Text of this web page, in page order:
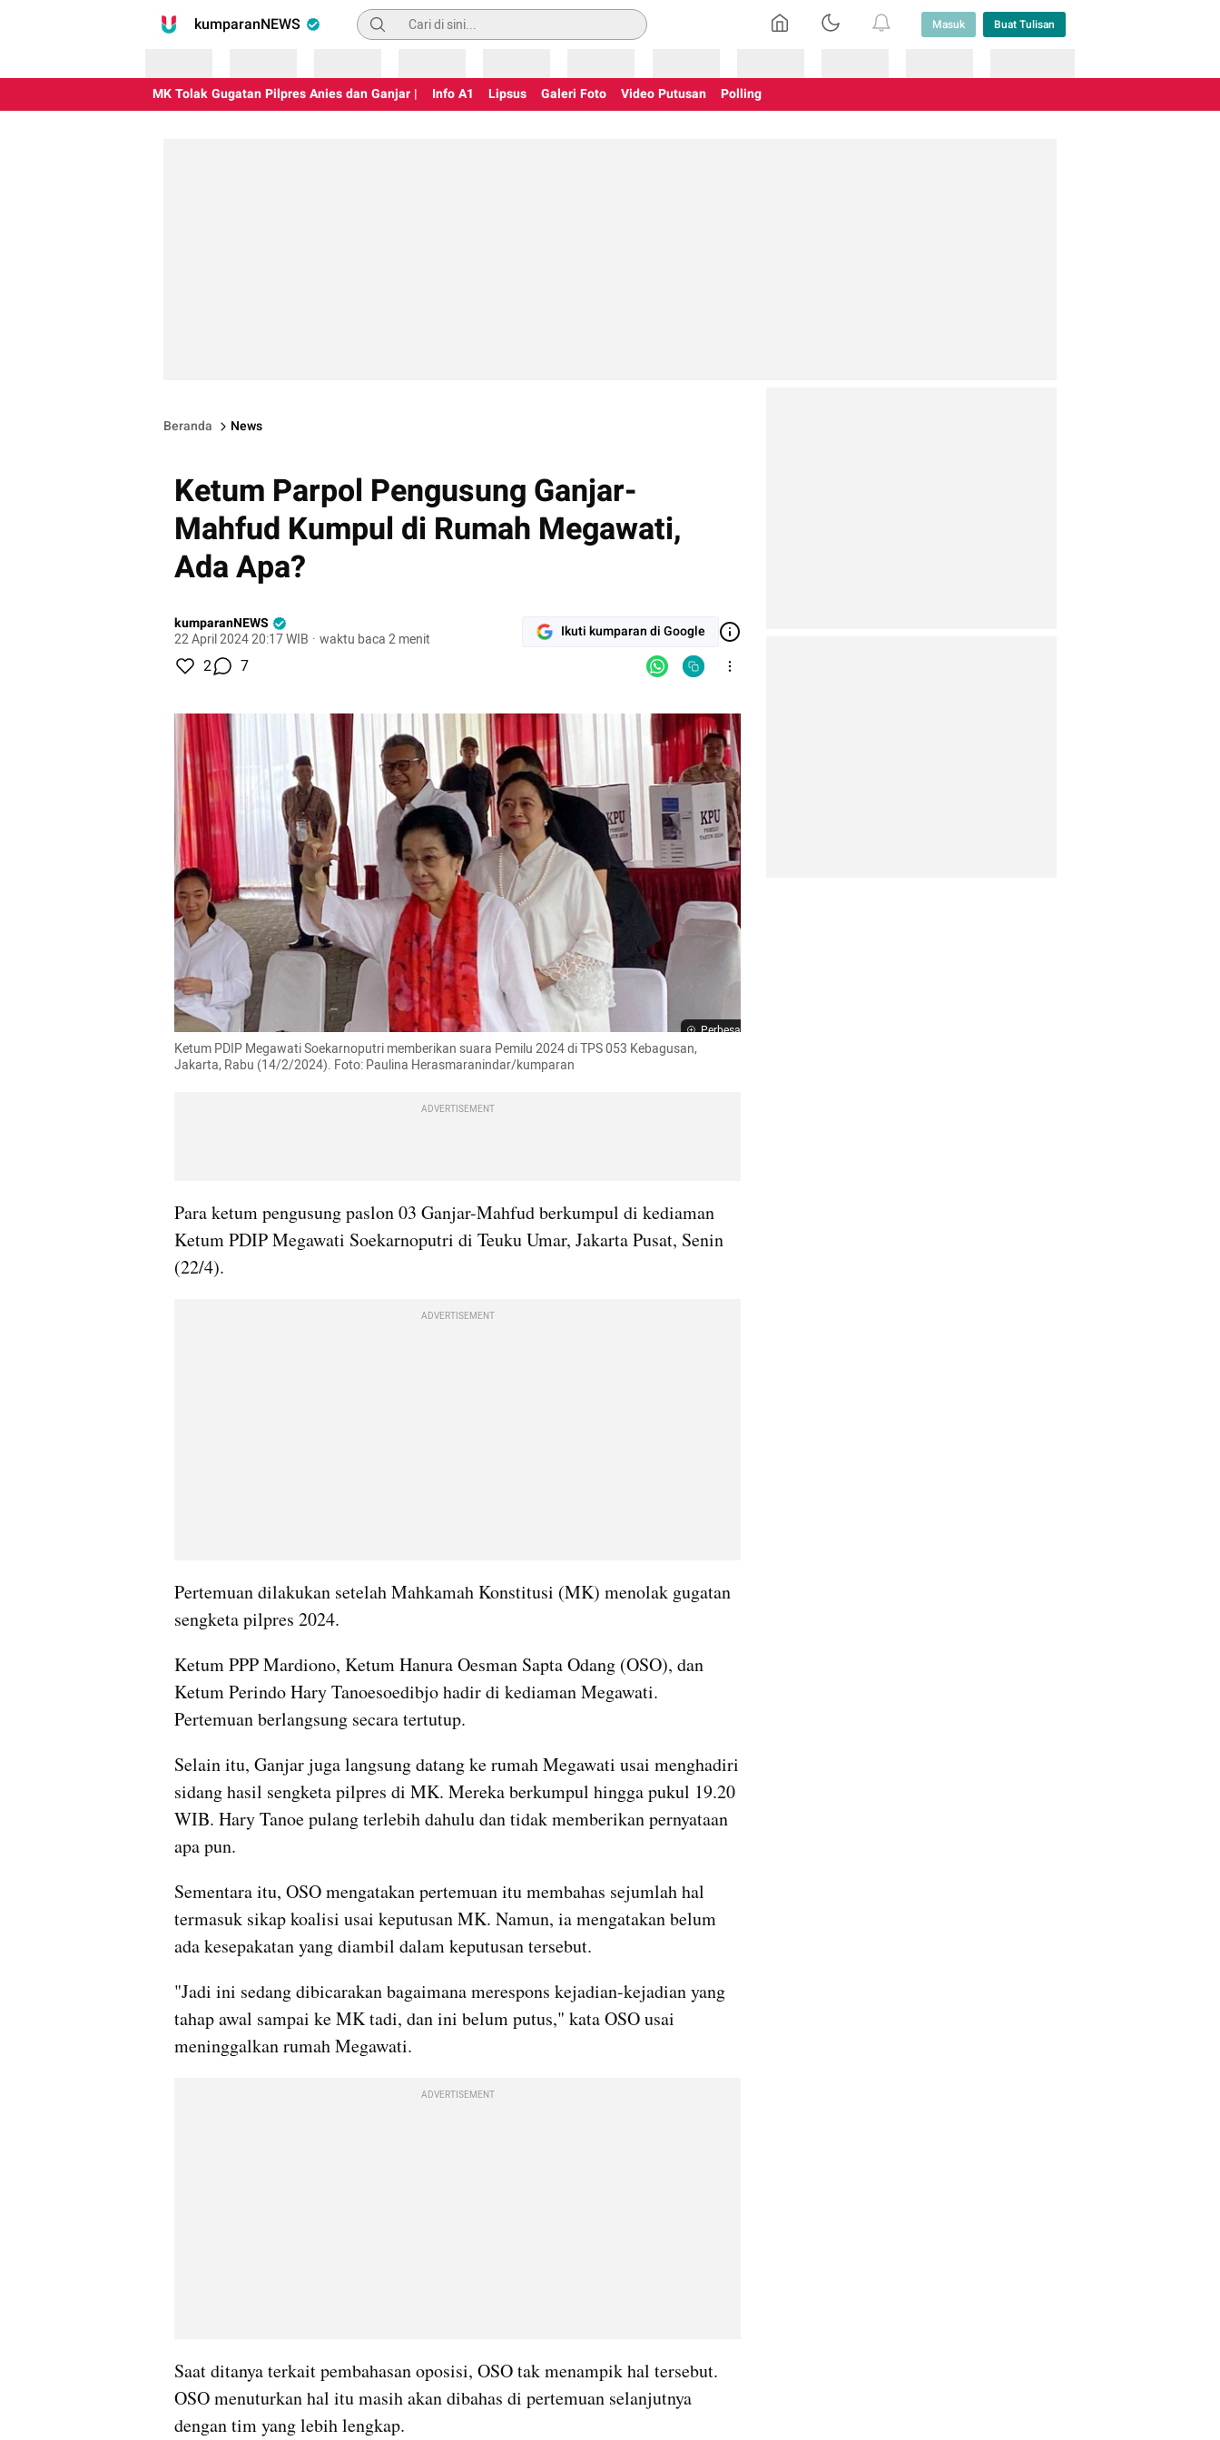
kumparanNEWS Pencarian Masuk Buat Tulisan
MK Tolak Gugatan Pilpres Anies dan Ganjar | Info A1 Lipsus Galeri Foto Video Putusan Polling
Beranda News
Ketum Parpol Pengusung Ganjar-
Mahfud Kumpul di Rumah Megawati,
Ada Apa?
kumparanNEWS
22 April 2024 20:17 WIB · waktu baca 2 menit Ikuti kumparan di Google
2 7
Perbesar
Ketum PDIP Megawati Soekarnoputri memberikan suara Pemilu 2024 di TPS 053 Kebagusan,
Jakarta, Rabu (14/2/2024). Foto: Paulina Herasmaranindar/kumparan
ADVERTISEMENT
Para ketum pengusung paslon 03 Ganjar-Mahfud berkumpul di kediaman
Ketum PDIP Megawati Soekarnoputri di Teuku Umar, Jakarta Pusat, Senin
(22/4).
ADVERTISEMENT
Pertemuan dilakukan setelah Mahkamah Konstitusi (MK) menolak gugatan
sengketa pilpres 2024.
Ketum PPP Mardiono, Ketum Hanura Oesman Sapta Odang (OSO), dan
Ketum Perindo Hary Tanoesoedibjo hadir di kediaman Megawati.
Pertemuan berlangsung secara tertutup.
Selain itu, Ganjar juga langsung datang ke rumah Megawati usai menghadiri
sidang hasil sengketa pilpres di MK. Mereka berkumpul hingga pukul 19.20
WIB. Hary Tanoe pulang terlebih dahulu dan tidak memberikan pernyataan
apa pun.
Sementara itu, OSO mengatakan pertemuan itu membahas sejumlah hal
termasuk sikap koalisi usai keputusan MK. Namun, ia mengatakan belum
ada kesepakatan yang diambil dalam keputusan tersebut.
"Jadi ini sedang dibicarakan bagaimana merespons kejadian-kejadian yang
tahap awal sampai ke MK tadi, dan ini belum putus," kata OSO usai
meninggalkan rumah Megawati.
ADVERTISEMENT
Saat ditanya terkait pembahasan oposisi, OSO tak menampik hal tersebut.
OSO menuturkan hal itu masih akan dibahas di pertemuan selanjutnya
dengan tim yang lebih lengkap.